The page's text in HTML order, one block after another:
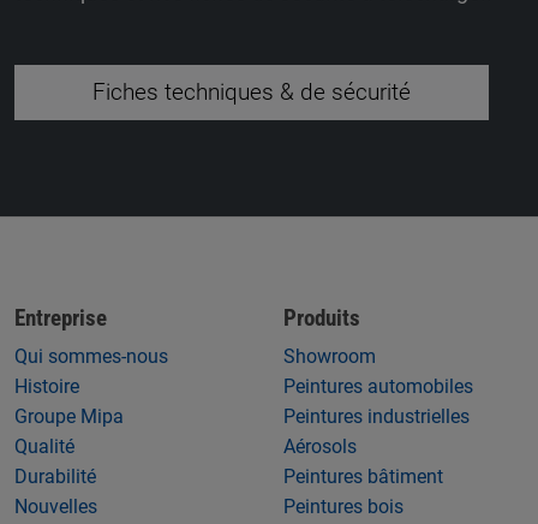
Fiches techniques & de sécurité
Entreprise
Qui sommes-nous
Histoire
Groupe Mipa
Qualité
Durabilité
Nouvelles
Produits
Showroom
Peintures automobiles
Peintures industrielles
Aérosols
Peintures bâtiment
Peintures bois